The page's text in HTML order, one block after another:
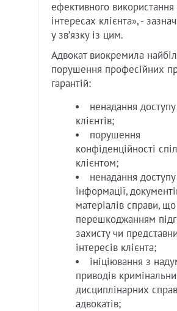
ефективного використання
інтересах клієнта», -
у звʼязку із цим.
Адвокат виокремила
порушення професійних
гарантій:
ненадання
клієнтів;
порушення
конфіденційності
клієнтом;
ненадання
інформації,
матеріалів справи,
перешкоджанням
захисту чи
інтересів клієнта;
ініціювання з
приводів
дисциплінарних
адвокатів;